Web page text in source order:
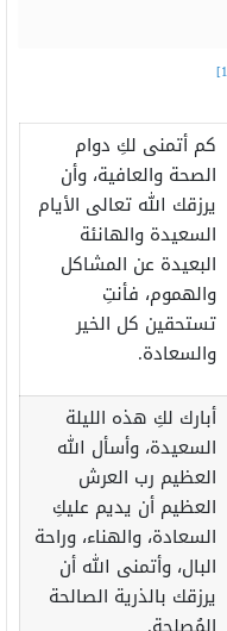
كم أتمنى لكِ دوام
الصحة والعافية، وأن
يرزقك الله تعالى الأيام
السعيدة والهانئة
البعيدة عن المشاكل
والهموم، فأنتِ
تستحقين كل الخير
والسعادة.
أبارك لكِ هذه الليلة
السعيدة، وأسأل الله
العظيم رب العرش
العظيم أن يديم عليكِ
السعادة، والهناء، وراحة
البال، وأتمنى الله أن
يرزقك بالذرية الصالحة